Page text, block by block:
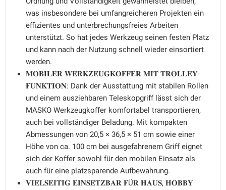
was insbesondere bei umfangreicheren Projekten ein
effizientes und unterbrechungsfreies Arbeiten
unterstützt. So hat jedes Werkzeug seinen festen Platz
und kann nach der Nutzung schnell wieder einsortiert
werden.
𝐌𝐎𝐁𝐈𝐋𝐄𝐑 𝐖𝐄𝐑𝐊𝐙𝐄𝐔𝐆𝐊𝐎𝐅𝐅𝐄𝐑 𝐌𝐈𝐓 𝐓𝐑𝐎𝐋𝐋𝐄𝐘-
𝐅𝐔𝐍𝐊𝐓𝐈𝐎𝐍: Dank der Ausstattung mit stabilen Rollen
und einem ausziehbaren Teleskopgriff lässt sich der
MASKO Werkzeugkoffer komfortabel transportieren,
auch bei vollständiger Beladung. Mit kompakten
Abmessungen von 20,5 × 36,5 × 51 cm sowie einer
Höhe von ca. 100 cm bei ausgefahrenem Griff eignet
sich der Koffer sowohl für den mobilen Einsatz als
auch für eine platzsparende Aufbewahrung.
𝐕𝐈𝐄𝐋𝐒𝐄𝐈𝐓𝐈𝐆 𝐄𝐈𝐍𝐒𝐄𝐓𝐙𝐁𝐀𝐑 𝐅Ü𝐑 𝐇𝐀𝐔𝐒, 𝐇𝐎𝐁𝐁𝐘